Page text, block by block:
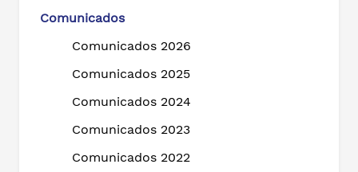
Comunicados
Comunicados 2026
Comunicados 2025
Comunicados 2024
Comunicados 2023
Comunicados 2022